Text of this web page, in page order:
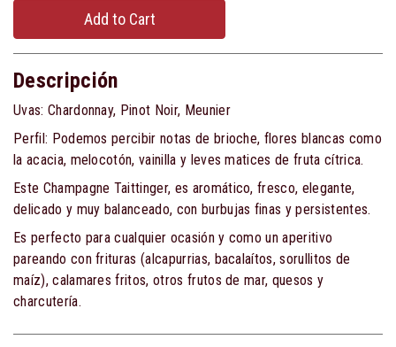
Add to Cart
Descripción
Uvas: Chardonnay, Pinot Noir, Meunier
Perfil: Podemos percibir notas de brioche, flores blancas como
la acacia, melocotón, vainilla y leves matices de fruta cítrica.
Este Champagne Taittinger, es aromático, fresco, elegante,
delicado y muy balanceado, con burbujas finas y persistentes.
Es perfecto para cualquier ocasión y como un aperitivo
pareando con frituras (alcapurrias, bacalaítos, sorullitos de
maíz), calamares fritos, otros frutos de mar, quesos y
charcutería.